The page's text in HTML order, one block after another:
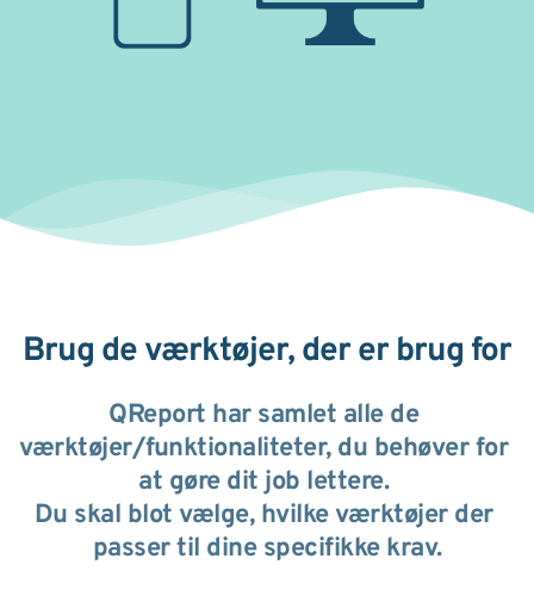
Brug de værktøjer, der er brug for
QReport har samlet alle de
værktøjer/funktionaliteter, du behøver for
at gøre dit job lettere.
Du skal blot vælge, hvilke værktøjer der
passer til dine specifikke krav.